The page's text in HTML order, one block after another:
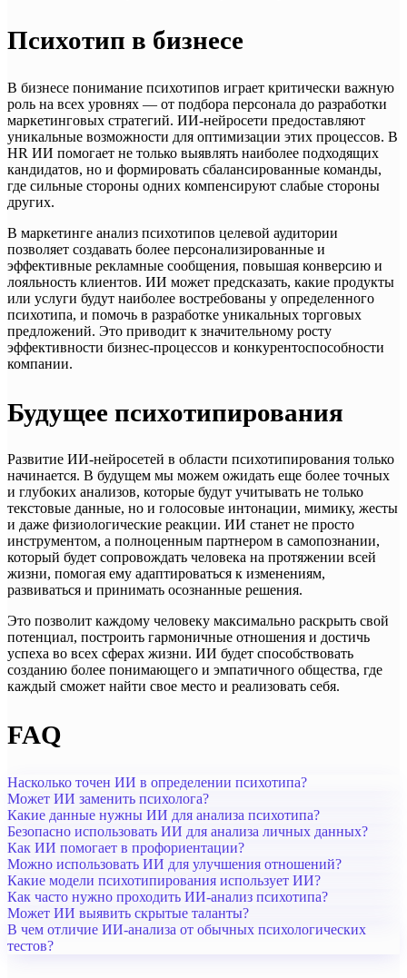
Психотип в бизнесе
В бизнесе понимание психотипов играет критически важную
роль на всех уровнях — от подбора персонала до разработки
маркетинговых стратегий. ИИ-нейросети предоставляют
уникальные возможности для оптимизации этих процессов. В
HR ИИ помогает не только выявлять наиболее подходящих
кандидатов, но и формировать сбалансированные команды,
где сильные стороны одних компенсируют слабые стороны
других.
В маркетинге анализ психотипов целевой аудитории
позволяет создавать более персонализированные и
эффективные рекламные сообщения, повышая конверсию и
лояльность клиентов. ИИ может предсказать, какие продукты
или услуги будут наиболее востребованы у определенного
психотипа, и помочь в разработке уникальных торговых
предложений. Это приводит к значительному росту
эффективности бизнес-процессов и конкурентоспособности
компании.
Будущее психотипирования
Развитие ИИ-нейросетей в области психотипирования только
начинается. В будущем мы можем ожидать еще более точных
и глубоких анализов, которые будут учитывать не только
текстовые данные, но и голосовые интонации, мимику, жесты
и даже физиологические реакции. ИИ станет не просто
инструментом, а полноценным партнером в самопознании,
который будет сопровождать человека на протяжении всей
жизни, помогая ему адаптироваться к изменениям,
развиваться и принимать осознанные решения.
Это позволит каждому человеку максимально раскрыть свой
потенциал, построить гармоничные отношения и достичь
успеха во всех сферах жизни. ИИ будет способствовать
созданию более понимающего и эмпатичного общества, где
каждый сможет найти свое место и реализовать себя.
FAQ
Насколько точен ИИ в определении психотипа?
Может ИИ заменить психолога?
Какие данные нужны ИИ для анализа психотипа?
Безопасно использовать ИИ для анализа личных данных?
Как ИИ помогает в профориентации?
Можно использовать ИИ для улучшения отношений?
Какие модели психотипирования использует ИИ?
Как часто нужно проходить ИИ-анализ психотипа?
Может ИИ выявить скрытые таланты?
В чем отличие ИИ-анализа от обычных психологических
тестов?